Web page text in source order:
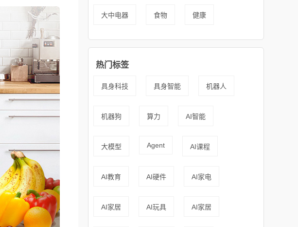
大中电器 食物 健康
热门标签
具身科技 具身智能 机器人
机器狗 算力 AI智能
大模型 Agent AI课程
AI教育 AI硬件 AI家电
AI家居 AI玩具 AI家居